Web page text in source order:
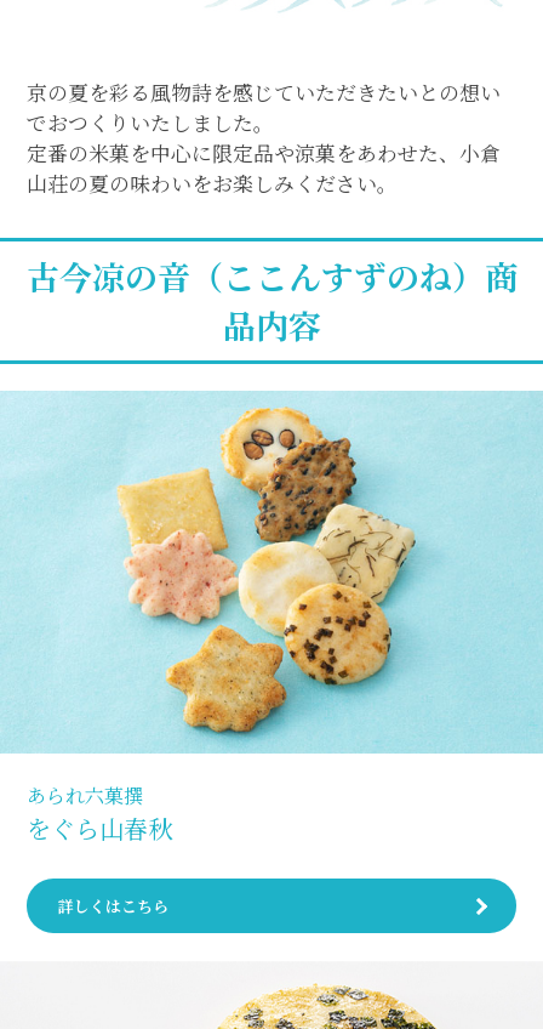
京の夏を彩る風物詩を感じていただきたいとの想い
でおつくりいたしました。
定番の米菓を中心に限定品や涼菓をあわせた、小倉
山荘の夏の味わいをお楽しみください。
古今凉の音（ここんすずのね）商
品内容
あられ六菓撰
をぐら山春秋
詳しくはこちら